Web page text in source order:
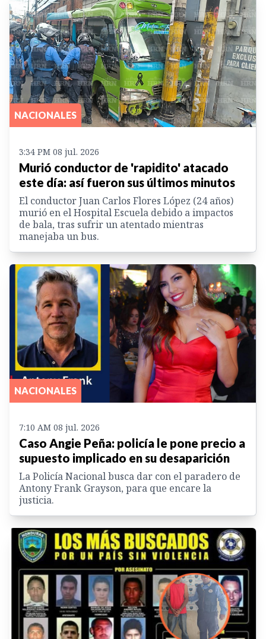
NACIONALES
3:34 PM 08 jul. 2026
Murió conductor de 'rapidito' atacado
este día: así fueron sus últimos minutos
El conductor Juan Carlos Flores López (24 años)
murió en el Hospital Escuela debido a impactos
de bala, tras sufrir un atentado mientras
manejaba un bus.
NACIONALES
7:10 AM 08 jul. 2026
Caso Angie Peña: policía le pone precio a
supuesto implicado en su desaparición
La Policía Nacional busca dar con el paradero de
Antony Frank Grayson, para que encare la
justicia.